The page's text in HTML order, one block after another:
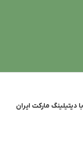
با دیتیلینگ مارکت ایران